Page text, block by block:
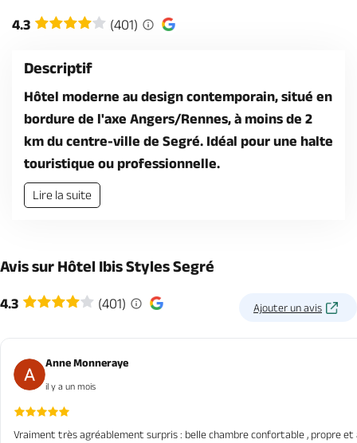
Brochures & Cartes Offices de tourisme Comment venir ? Ecrivez-nous
4.3 (401)
Descriptif
Hôtel moderne au design contemporain, situé en
bordure de l'axe Angers/Rennes, à moins de 2
km du centre-ville de Segré. Idéal pour une halte
touristique ou professionnelle.
Lire la suite
Avis sur Hôtel Ibis Styles Segré
4.3 (401) Ajouter un avis
Anne Monneraye
il y a un mois
Vraiment très agréablement surpris : belle chambre confortable , propre et